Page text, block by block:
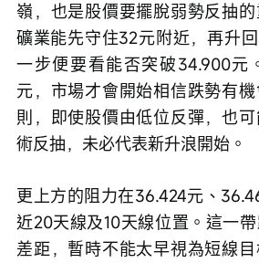
嶺，也是股價要擺脫弱勢反抽
礦業能先守住32元附近，再升
一步便要看能否突破34.900元
元，市場才會開始相信跌勢有
則，即使股價由低位反彈，也
術反抽，未必代表新升浪開始。
更上方的阻力在36.424元、
近20天線及10天線位置。這一
差距，暫時不能太早視為短線